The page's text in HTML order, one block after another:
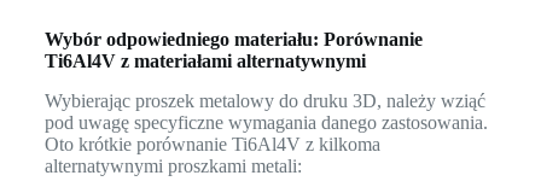
Wybór odpowiedniego materiału: Porównanie
Ti6Al4V z materiałami alternatywnymi
Wybierając proszek metalowy do druku 3D, należy wziąć
pod uwagę specyficzne wymagania danego zastosowania.
Oto krótkie porównanie Ti6Al4V z kilkoma
alternatywnymi proszkami metali: